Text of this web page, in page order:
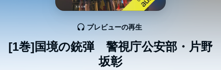
[1巻]国境の銃弾 警視庁公安部・片野
坂彰
プレビューの再生